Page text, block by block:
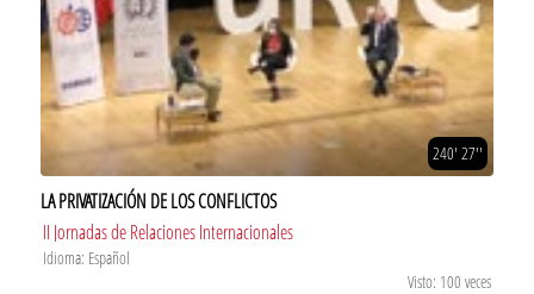
240' 27''
LA PRIVATIZACIÓN DE LOS CONFLICTOS
II Jornadas de Relaciones Internacionales
Idioma: Español
Visto: 100 veces